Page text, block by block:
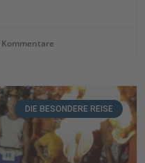
Kommentare
DIE BESONDERE REISE